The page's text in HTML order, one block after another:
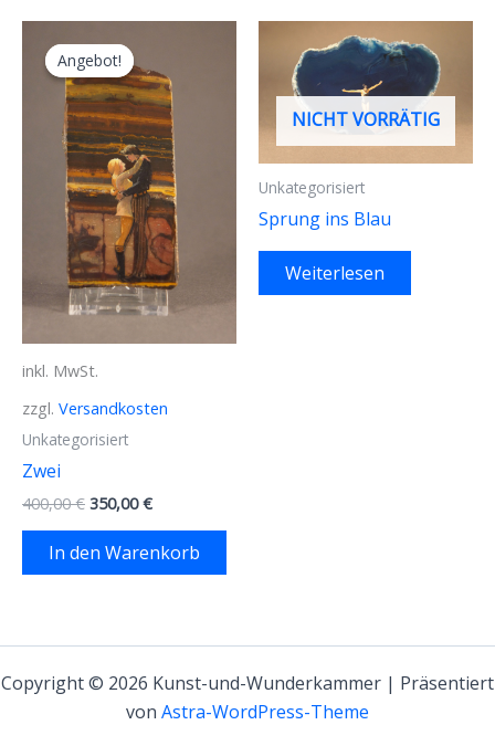
Angebot!
Angebot!
inkl. MwSt.
zzgl. Versandkosten
Unkategorisiert
Zwei
400,00€ Ursprünglicher
war:
400,00 €
350,00€Aktueller
ist:
350,00 €.
In den Warenkorb
NICHT VORRÄTIG
Unkategorisiert
Sprung ins Blau
Weiterlesen
Copyright © 2026 Kunst-und-Wunderkammer | Präsentiert
von Astra-WordPress-Theme